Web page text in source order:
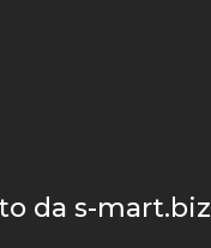
da s-mart.biz